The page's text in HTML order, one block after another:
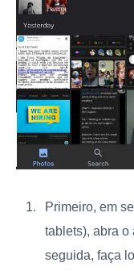
Primeiro, em
tablets), abra o
seguida, faça